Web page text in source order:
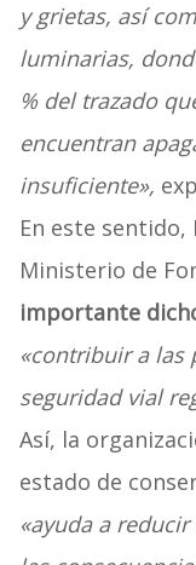
y grietas, así
luminarias,
% del trazado
encuentran
insuficiente»,
En este
Ministerio de
importante
«contribuir a las
seguridad vial
Así, la
estado de
«ayuda a